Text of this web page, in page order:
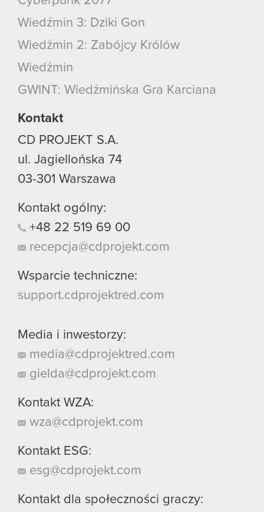
Wiedźmin 3: Dziki Gon
Wiedźmin 2: Zabójcy Królów
Wiedźmin
GWINT: Wiedźmińska Gra Karciana
Kontakt
CD PROJEKT S.A.
ul. Jagiellońska 74
03-301 Warszawa
Kontakt ogólny:
+48 22 519 69 00
recepcja@cdprojekt.com
Wsparcie techniczne:
support.cdprojektred.com
Media i inwestorzy:
media@cdprojektred.com
gielda@cdprojekt.com
Kontakt WZA:
wza@cdprojekt.com
Kontakt ESG:
esg@cdprojekt.com
Kontakt dla społeczności graczy: